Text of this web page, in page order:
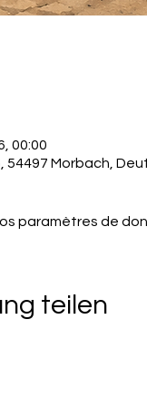
00:00
54497 Morbach,
paramètres de
teilen